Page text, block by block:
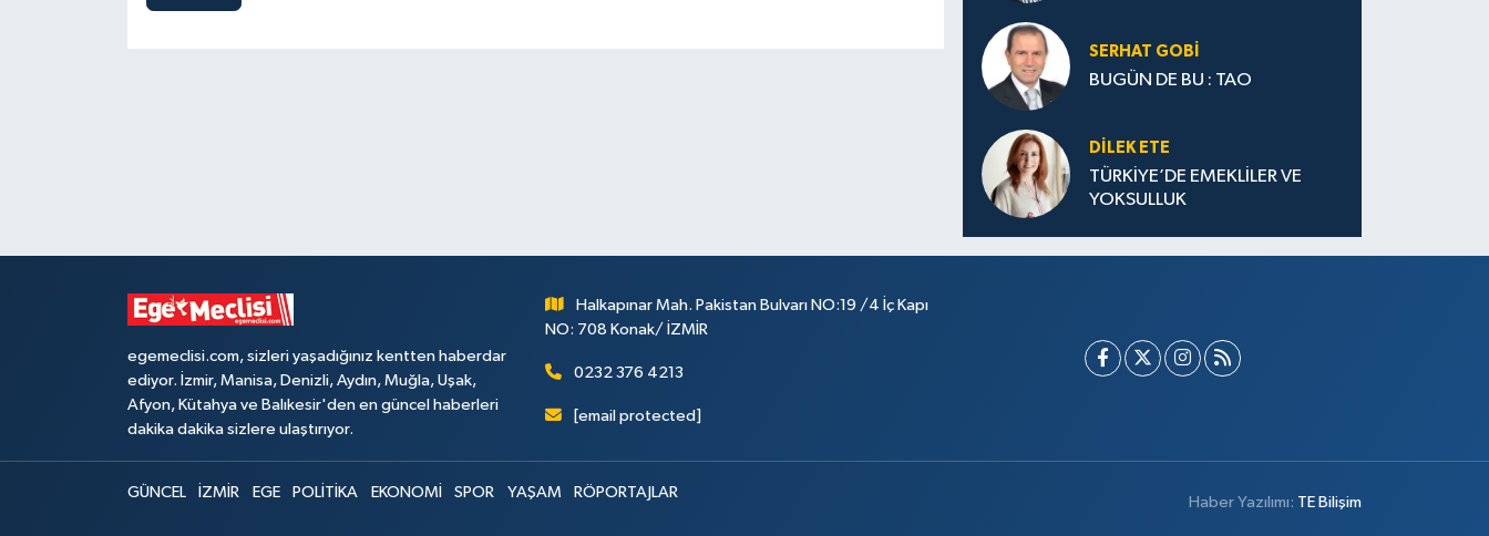
SERHAT GOBİ
BUGÜN DE BU : TAO
DILEK ETE
TÜRKİYE’DE EMEKLİLER VE
YOKSULLUK
egemeclisi.com, sizleri yaşadığınız kentten haberdar
ediyor. İzmir, Manisa, Denizli, Aydın, Muğla, Uşak,
Afyon, Kütahya ve Balıkesir'den en güncel haberleri
dakika dakika sizlere ulaştırıyor.
Halkapınar Mah. Pakistan Bulvarı NO:19 /4 İç Kapı
NO: 708 Konak/ İZMİR
0232 376 4213
[email protected]
GÜNCEL İZMİR EGE POLİTİKA EKONOMİ SPOR YAŞAM RÖPORTAJLAR
Haber Yazılımı: TE Bilişim